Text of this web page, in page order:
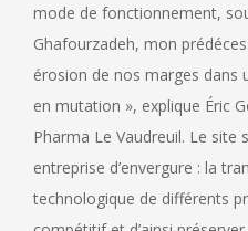
mode de fonctionnement,
Ghafourzadeh, mon
érosion de nos marges dans
en mutation », explique Éric
Pharma Le Vaudreuil. Le site
entreprise d’envergure : la
technologique de différents